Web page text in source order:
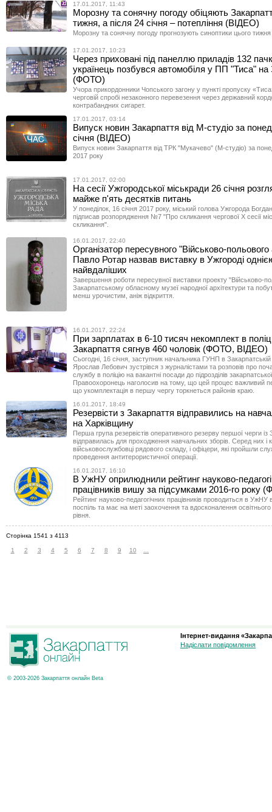
17.01.2017, 11:43
Морозну та сонячну погоду обіцяють
тижня, а після 24 січня – потепління (ВІДЕО)
Морозну та сонячну погоду прогнозують синоптики цього тижня
17.01.2017, 10:23
Через приховані під панеллю приладів 132
українець позбувся автомобіля у ПП "Тиса" на
(ФОТО)
Учора прикордонники Чопського загону у пункті пропуску
черговій спробі незаконного перевезення через державний
контрабандних сигарет.
17.01.2017, 03:14
Випуск новин Закарпаття від М-студіо за
січня (ВІДЕО)
Випуск новин Закарпаття від ТРК "Мукачево" (М-студіо) за
2017 року
17.01.2017, 02:00
На сесії Ужгородської міськради 26 січня
майже п'ять десятків питань
У понеділок, 16 січня 2017 року, міський голова Ужгорода Богдан
підписав розпорядження №7 "Про скликання чергової Х сесії
скликання".
16.01.2017, 22:40
Організатор пересувного "Військово-польового
Павло Ротар назвав виставку в Ужгороді
найвдаліших
Завершення роботи пересувної виставки проекту "Військово-
Закарпатському обласному музеї народної архітектури та
менш урочистим, аніж відкриття.
16.01.2017, 22:24
При зарплатах в 6-10 тисяч некомплект в
Закарпаття сягнув 460 чоловік (ФОТО, ВІДЕО)
Сьогодні, 16 січня, заступник начальника ГУНП в Закарпатській
Ярослав Лебович зустрівся з журналістами та розповів про
службу в поліцію на вакантні посади до підрозділів закарпатської
Правоохоронець наголосив на тому, що цей процес важливий
що укомплектація в першу чергу торкнеться районів краю.
16.01.2017, 18:49
Резервісти з Закарпаття відправились на
на Харківщину
Перша група резервістів оперативного резерву першої черги із
відправилась для проходження навчальних зборів. Серед них і
військовослужбовці рядового складу, і офіцери, які пройшли
проведення антитерористичної операції.
16.01.2017, 16:10
В УжНУ оприлюднили рейтинг науково-
працівників вишу за підсумками 2016-го року
Рейтинг науково-педагогічних працівників проводиться в УжНУ
поспіль та має на меті заохочення та вдосконалення
рівня.
Сторінка 1541 з 4113
1 2 3 4 5 6 7 8 9 10
© 2003-2026 Закарпаття онлайн Beta
Інтернет-видання
Надіслати повідомлення